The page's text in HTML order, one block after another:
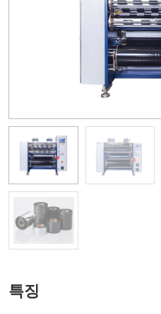
특징